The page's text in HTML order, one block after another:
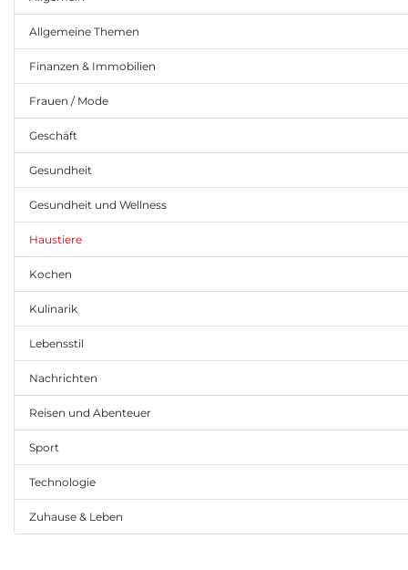
Allgemeine Themen
Finanzen & Immobilien
Frauen / Mode
Geschäft
Gesundheit
Gesundheit und Wellness
Haustiere
Kochen
Kulinarik
Lebensstil
Nachrichten
Reisen und Abenteuer
Sport
Technologie
Zuhause & Leben